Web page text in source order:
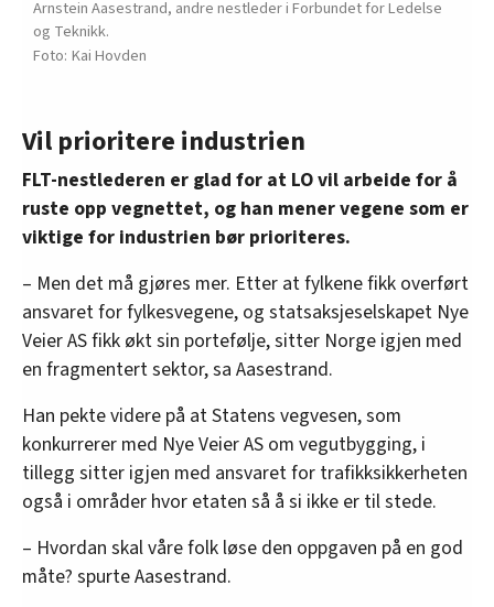
Arnstein Aasestrand, andre nestleder i Forbundet for Ledelse
og Teknikk.
Kai Hovden
Vil prioritere industrien
FLT-nestlederen er glad for at LO vil arbeide for å
ruste opp vegnettet, og han mener vegene som er
viktige for industrien bør prioriteres.
– Men det må gjøres mer. Etter at fylkene fikk overført
ansvaret for fylkesvegene, og statsaksjeselskapet Nye
Veier AS fikk økt sin portefølje, sitter Norge igjen med
en fragmentert sektor, sa Aasestrand.
Han pekte videre på at Statens vegvesen, som
konkurrerer med Nye Veier AS om vegutbygging, i
tillegg sitter igjen med ansvaret for trafikksikkerheten
også i områder hvor etaten så å si ikke er til stede.
– Hvordan skal våre folk løse den oppgaven på en god
måte? spurte Aasestrand.